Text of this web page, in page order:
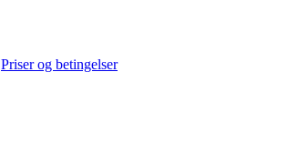
Priser og betingelser